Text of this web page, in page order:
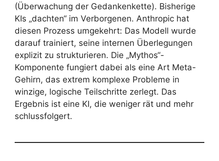
(Überwachung der Gedankenkette). Bisherige
KIs „dachten“ im Verborgenen. Anthropic hat
diesen Prozess umgekehrt: Das Modell wurde
darauf trainiert, seine internen Überlegungen
explizit zu strukturieren. Die „Mythos“-
Komponente fungiert dabei als eine Art Meta-
Gehirn, das extrem komplexe Probleme in
winzige, logische Teilschritte zerlegt. Das
Ergebnis ist eine KI, die weniger rät und mehr
schlussfolgert.